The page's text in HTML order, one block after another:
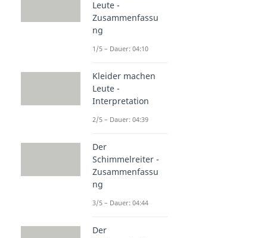
Leute -
Zusammenfassu
ng
1/5 – Dauer: 04:10
Kleider machen
Leute -
Interpretation
2/5 – Dauer: 04:39
Der
Schimmelreiter -
Zusammenfassu
ng
3/5 – Dauer: 04:44
Der